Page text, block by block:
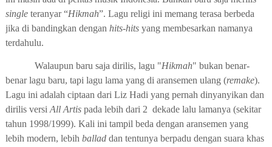
singleteranyar “Hikmah”. Lagu religi ini memang terasa berbeda
jika di bandingkan dengan hits-hitsyang membesarkan namanya
terdahulu.
Walaupun baru saja dirilis, lagu "Hikmah" bukan benar-
benar lagu baru, tapi lagu lama yang di aransemen ulang (remake).
Lagu ini adalah ciptaan dari Liz Hadi yang pernah dinyanyikan dan
dirilis versi All Artispada lebih dari 2 dekade lalu lamanya (sekitar
tahun 1998/1999). Kali ini tampil beda dengan aransemen yang
lebih modern, lebih balladdan tentunya berpadu dengan suara khas